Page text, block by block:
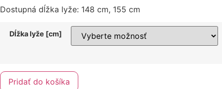
Dostupná dĺžka lyže: 148 cm, 155 cm
Dĺžka lyže [cm]
Pridať do košíka